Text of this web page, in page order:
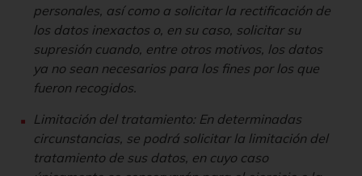
personales, así como a solicitar la rectificación de
los datos inexactos o, en su caso, solicitar su
supresión cuando, entre otros motivos, los datos
ya no sean necesarios para los fines por los que
fueron recogidos.
Limitación del tratamiento: En determinadas
circunstancias, se podrá solicitar la limitación del
tratamiento de sus datos, en cuyo caso